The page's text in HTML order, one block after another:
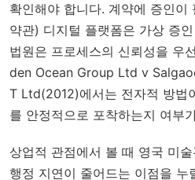
확인해야 합니다. 계약에 증인이
약관) 디지털 플랫폼은 가상 증
법원은 프로세스의 신뢰성을 우
den Ocean Group Ltd v
T Ltd(2012)에서는 전자적 방법
를 안정적으로 포착하는지 여부
상업적 관점에서 볼 때 영국 미
행정 지연이 줄어드는 이점을 누